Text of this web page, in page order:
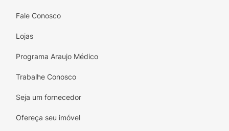
Fale Conosco
Lojas
Programa Araujo Médico
Trabalhe Conosco
Seja um fornecedor
Ofereça seu imóvel